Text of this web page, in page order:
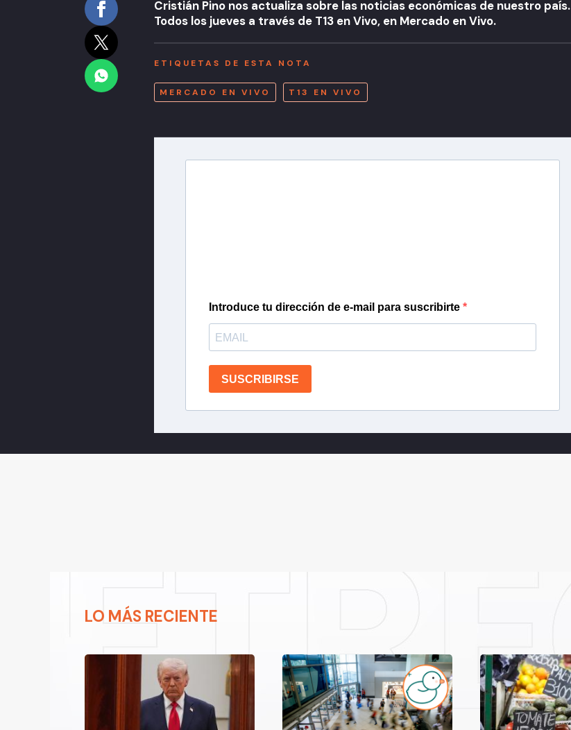
Cristián Pino nos actualiza sobre las noticias económicas de nuestro país.
Todos los jueves a través de T13 en Vivo, en Mercado en Vivo.
ETIQUETAS DE ESTA NOTA
MERCADO EN VIVO T13 EN VIVO
Introduce tu dirección de e-mail para suscribirte
SUSCRIBIRSE
LO MÁS RECIENTE